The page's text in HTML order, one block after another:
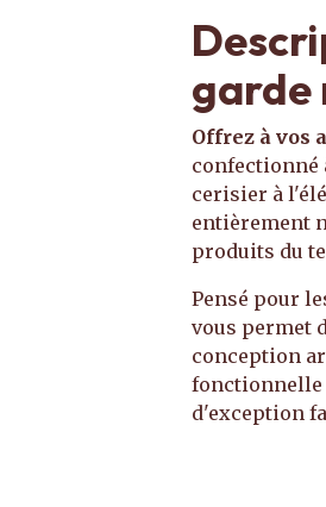
garde
Offrez à vos
confectionné
cerisier à
entièrement
produits du
Pensé pour
vous permet
conception
fonctionnelle
d'exception